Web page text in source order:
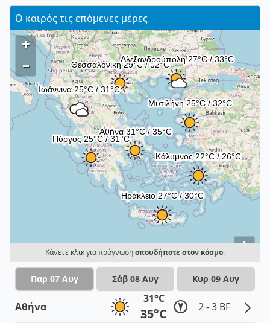
Ο καιρός τις επόμενες μέρες
i
+
–
Κάνετε κλικ για πρόγνωσηοπουδήποτε στον κόσμο.
Παρ 07 Αυγ Σάβ 08 Αυγ Κυρ 09 Αυγ
Αθήνα
31°C
35°C 2 - 3 BF